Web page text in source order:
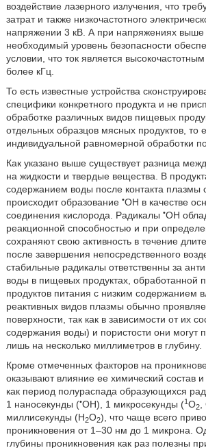
воздействие лазерного излучения, что
затрат и также низкочастотного
напряжении 3 кВ. А при напряжениях выше
необходимый уровень безопасности
условии, что ток является
более кГц.
То есть известные устройства
специфики конкретного продукта и не
обработке различных видов пищевых
отдельных образцов мясных продуктов, то
индивидуальной равномерной обработки
Как указано выше существует разница
на жидкости и твердые вещества. В
содержанием воды после контакта плазмы
происходит образование •OH в качестве
соединения кислорода. Радикалы •OH
реакционной способностью и при
сохраняют свою активность в течение
после завершения непосредственного
стабильные радикалы ответственны за
воды в пищевых продуктах, обработанной
продуктов питания с низким содержанием
реактивных видов плазмы обычно
поверхности, так как в зависимости от их
содержания воды) и пористости они могут
лишь на несколько миллиметров в глубину.
Кроме отмеченных факторов на
оказывают влияние ее химический состав и
как период полураспада образующихся
1 наносекунды (•OH), 1 микросекунды (1O2,
миллисекунды (H2O2), что чаще всего
проникновения от 1–30 нм до 1 микрона.
глубины проникновения как раз полезны